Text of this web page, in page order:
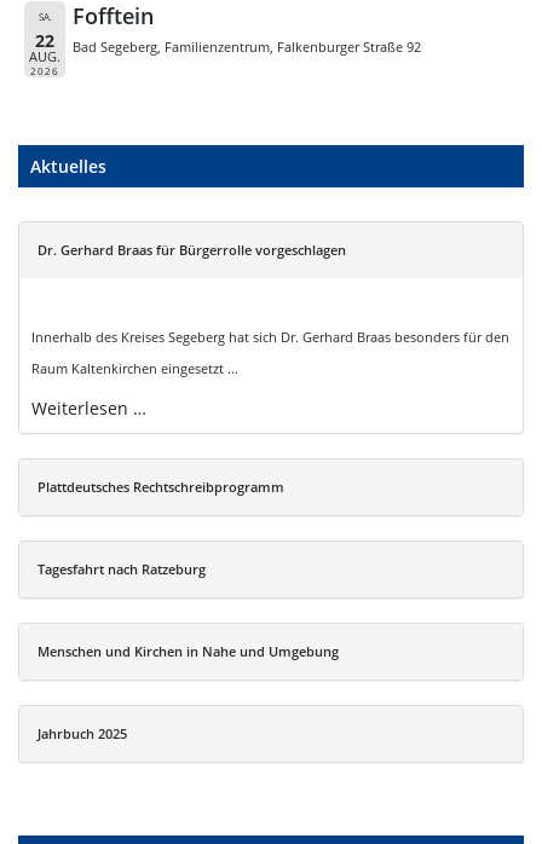
SA.
22
AUG.
2026
Fofftein
Bad Segeberg, Familienzentrum, Falkenburger Straße 92
Aktuelles
Dr. Gerhard Braas für Bürgerrolle vorgeschlagen
Innerhalb des Kreises Segeberg hat sich Dr. Gerhard Braas besonders für den
Raum Kaltenkirchen eingesetzt ...
Weiterlesen …
Plattdeutsches Rechtschreibprogramm
Tagesfahrt nach Ratzeburg
Menschen und Kirchen in Nahe und Umgebung
Jahrbuch 2025